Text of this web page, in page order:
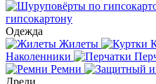
гипсокартону
Одежда
Жилеты
Наколенники
Ремни
Дрели